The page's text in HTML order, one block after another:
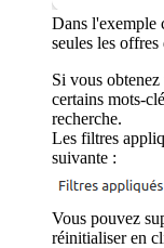
Dans l'exemple
seules les
Si vous
certains mots-
recherche.
Les filtres
suivante :
Vous pouvez
réinitialiser en